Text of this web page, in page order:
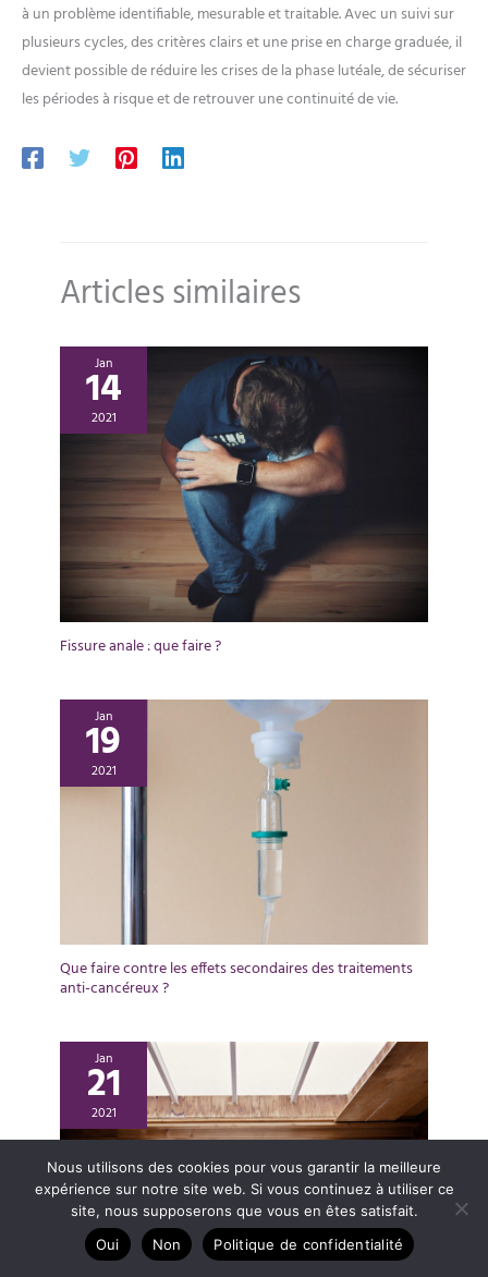
à un problème identifiable, mesurable et traitable. Avec un suivi sur
plusieurs cycles, des critères clairs et une prise en charge graduée, il
devient possible de réduire les crises de la phase lutéale, de sécuriser
les périodes à risque et de retrouver une continuité de vie.
Articles similaires
Jan
14
2021
Fissure anale : que faire ?
Jan
19
2021
Que faire contre les effets secondaires des traitements
anti-cancéreux ?
Jan
21
2021
Nous utilisons des cookies pour vous garantir la meilleure
expérience sur notre site web. Si vous continuez à utiliser ce
site, nous supposerons que vous en êtes satisfait.
Oui
Non Politique de confidentialité